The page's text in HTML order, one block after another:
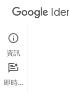
Google
Google 帳戶授權
資訊
即時通訊